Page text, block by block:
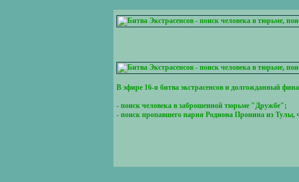
В эфире 16-я битва экстрасенсов и долгожданный
- поиск человека в заброшенной тюрьме "Дружбе";
- поиск пропавшего парня Родиона Пронина из Тулы,